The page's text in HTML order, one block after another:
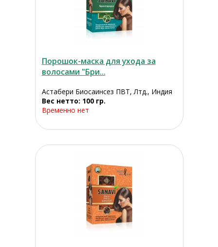
Порошок-маска для ухода за
волосами "Бри...
Астабери Биосаинсез ПВТ, Лтд., Индия
Вес нетто: 100 гр.
Временно нет